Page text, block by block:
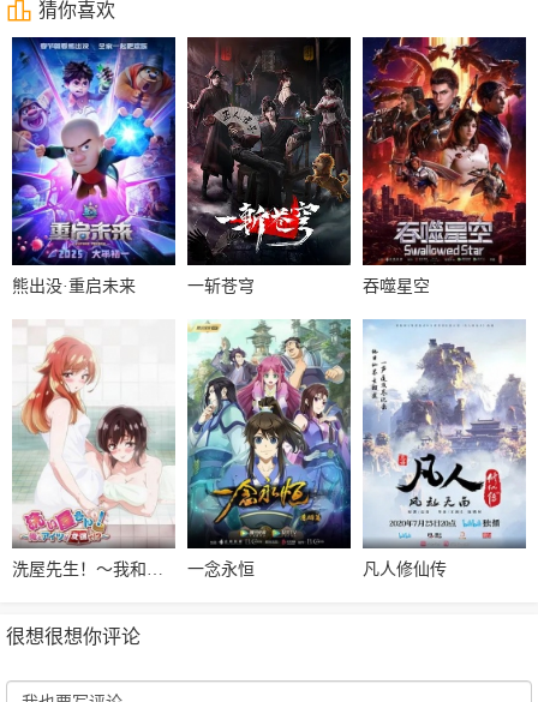
猜你喜欢
熊出没·重启未来 一斩苍穹 吞噬星空
一念永恒 凡人修仙传
很想很想你评论